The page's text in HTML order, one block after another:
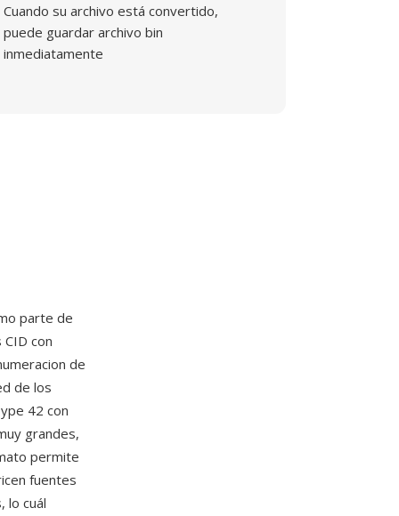
Cuando su archivo está convertido,
puede guardar archivo bin
inmediatamente
parte de
con
de
de los
42 con
grandes,
permite
fuentes
lo cuál